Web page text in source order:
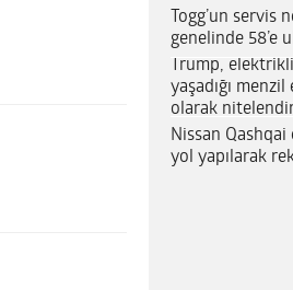
Togg’un servis
genelinde 58’e
Trump,
yaşadığı
olarak
Nissan
yol yapılarak